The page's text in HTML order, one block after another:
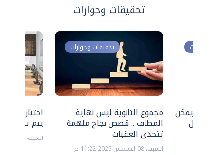
تحقيقات وحوارات
اختبارات
يتم
السبت، 18 يوليو 2026 09:22 ص
تحقيقات وحوارات
مجموع الثانوية ليس نهاية
المطاف .. قصص نجاح ملهمة
تتحدى العقبات
السبت، 08 اغسطس 2026 11:22 ص
وحوارات
.. هل يمكن
نتعامل